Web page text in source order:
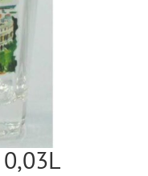
0,03L